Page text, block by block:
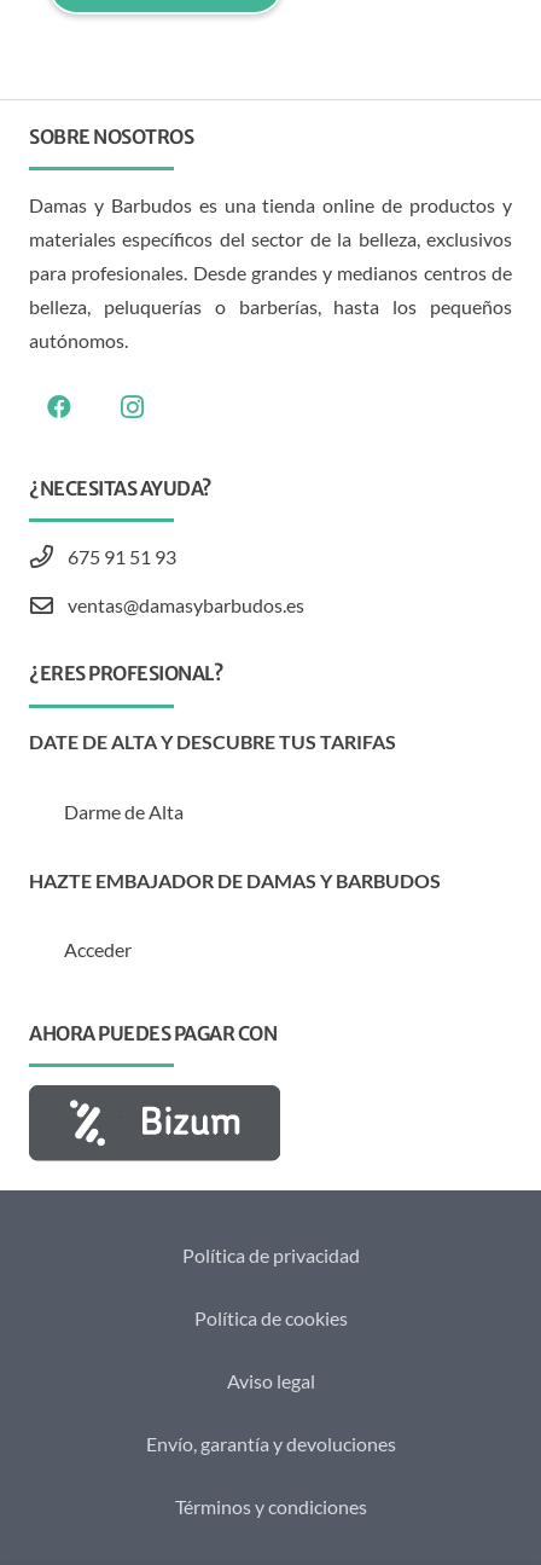
SOBRE NOSOTROS
Damas y Barbudos es una tienda online de productos y
materiales específicos del sector de la belleza, exclusivos
para profesionales. Desde grandes y medianos centros de
belleza, peluquerías o barberías, hasta los pequeños
autónomos.
¿NECESITAS AYUDA?
675 91 51 93
ventas@damasybarbudos.es
¿ERES PROFESIONAL?
DATE DE ALTA Y DESCUBRE TUS TARIFAS
Darme de Alta
HAZTE EMBAJADOR DE DAMAS Y BARBUDOS
Acceder
AHORA PUEDES PAGAR CON
Política de privacidad
Política de cookies
Aviso legal
Envío, garantía y devoluciones
Términos y condiciones